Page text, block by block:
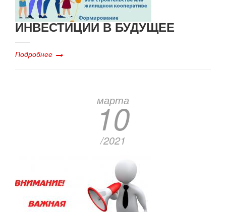
ИНВЕСТИЦИИ В БУДУЩЕЕ
Подробнее
марта
10
/2021